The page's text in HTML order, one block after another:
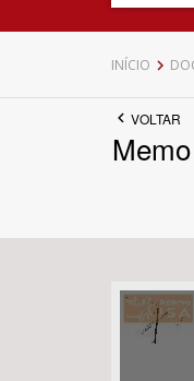
Data do
INÍCIO
VOLTAR